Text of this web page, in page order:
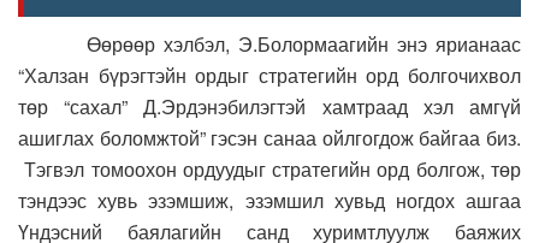
Өөрөөр хэлбэл, Э.Болормаагийн энэ ярианаас
“Халзан бүрэгтэйн ордыг стратегийн орд болгочихвол
төр “сахал” Д.Эрдэнэбилэгтэй хамтраад хэл амгүй
ашиглах боломжтой” гэсэн санаа ойлгогдож байгаа биз.
Тэгвэл томоохон ордуудыг стратегийн орд болгож, төр
тэндээс хувь эзэмшиж, эзэмшил хувьд ногдох ашгаа
Үндэсний баялагийн санд хуримтлуулж баяжих